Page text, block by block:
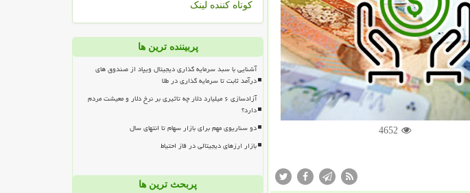
4652
کوتاه کننده لینک
پربیننده ترین ها
آشنایی با سبد سرمایه گذاری دیجیتال ویپاد از صندوق های
درآمد ثابت تا سرمایه گذاری در طلا
آزادسازی ۶ میلیارد دلار چه تاثیری بر نرخ دلار و معیشت مردم
دارد؟
دو سناریوی مهم برای بازار سهام تا انتهای سال
بازار ارزهای دیجیتالی در فاز احتیاط
پربحث ترین ها